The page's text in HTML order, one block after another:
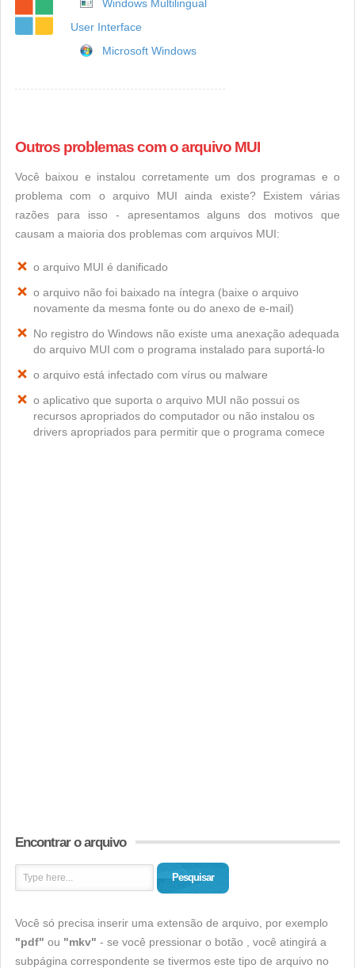
Windows Multilingual
User Interface
Microsoft Windows
Outros problemas com o arquivo MUI
Você baixou e instalou corretamente um dos programas e o
problema com o arquivo MUI ainda existe? Existem várias
razões para isso - apresentamos alguns dos motivos que
causam a maioria dos problemas com arquivos MUI:
o arquivo MUI é danificado
o arquivo não foi baixado na íntegra (baixe o arquivo
novamente da mesma fonte ou do anexo de e-mail)
No registro do Windows não existe uma anexação adequada
do arquivo MUI com o programa instalado para suportá-lo
o arquivo está infectado com vírus ou malware
o aplicativo que suporta o arquivo MUI não possui os
recursos apropriados do computador ou não instalou os
drivers apropriados para permitir que o programa comece
Encontrar o arquivo
Pesquisar
Você só precisa inserir uma extensão de arquivo, por exemplo
"pdf" ou "mkv" - se você pressionar o botão , você atingirá a
subpágina correspondente se tivermos este tipo de arquivo no